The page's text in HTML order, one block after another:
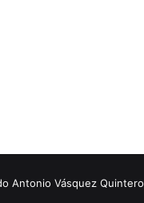
Antonio Vásquez Quintero